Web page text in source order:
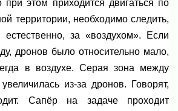
этом приходится двигаться по
территории, необходимо следить,
за «воздухом». Если
дронов было относительно мало,
в воздухе. Серая зона между
из-за дронов. Говорят,
Сапёр на задаче проходит